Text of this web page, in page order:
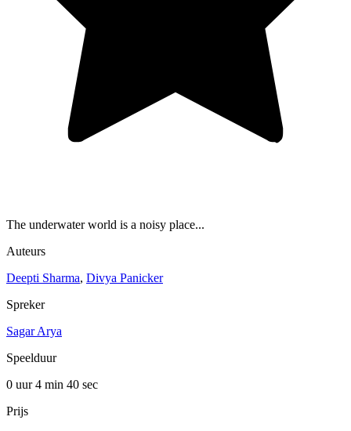
The underwater world is a noisy place...
Auteurs
Deepti Sharma, Divya Panicker
Spreker
Sagar Arya
Speelduur
0 uur 4 min 40 sec
Prijs